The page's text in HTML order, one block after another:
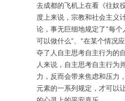
去成都的飞机上在看《往奴
度上来说，宗教和社会主义
论，事无巨细地规定了“每个
可以做什么”、“在某个情况
夺了人自主思考自主行为的
人来说，自主思考自主行为
力，反而会带来焦虑和压力
元素的一系列规定，才可以